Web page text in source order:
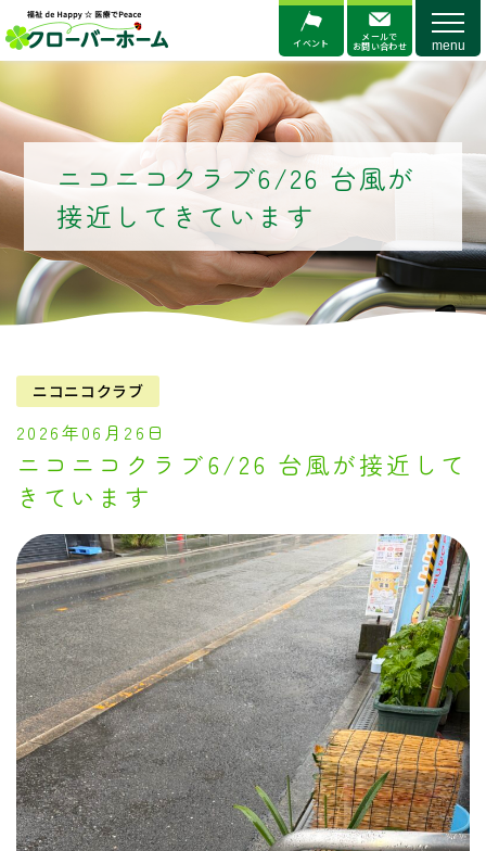
メールで
お問い合わせ
イベント
メニ
ニコニコクラブ6/26 台風が
接近してきています
ニコニコクラブ
2026年06月26日
ニコニコクラブ6/26 台風が接近して
きています